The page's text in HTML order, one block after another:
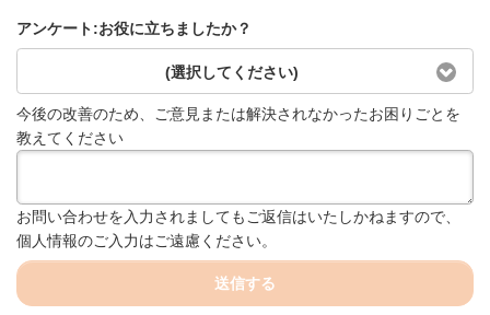
アンケート:お役に立ちましたか？
(選択してください)
今後の改善のため、ご意見または解決されなかったお困りごとを
教えてください
お問い合わせを入力されましてもご返信はいたしかねますので、
個人情報のご入力はご遠慮ください。
送信する